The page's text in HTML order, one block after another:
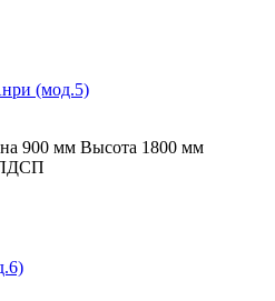
(мод.5)
900 мм Высота 1800 мм
ЛДСП